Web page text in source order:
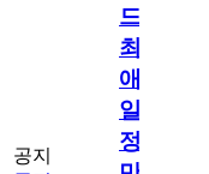
공지
드]
최
애
일
정